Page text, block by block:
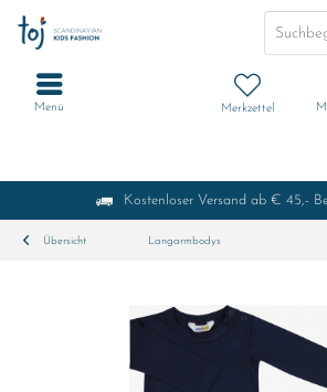
Kostenloser Versand ab € 45,-
Merkzettel
Menü
Übersicht Langarmbodys